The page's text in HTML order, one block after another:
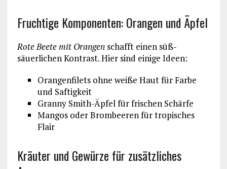
Fruchtige Komponenten: Orangen und Äpfel
Rote Beete mit Orangenschafft einen süß-
säuerlichen Kontrast. Hier sind einige Ideen:
Orangenfilets ohne weiße Haut für Farbe
und Saftigkeit
Granny Smith-Äpfel für frischen Schärfe
Mangos oder Brombeeren für tropisches
Flair
Kräuter und Gewürze für zusätzliches